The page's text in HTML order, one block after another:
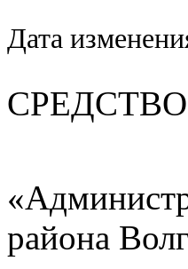
Дата
района